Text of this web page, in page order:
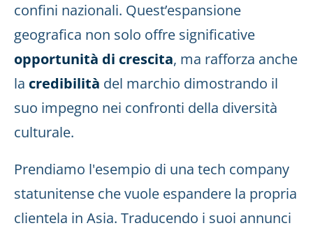
confini nazionali. Quest’espansione
geografica non solo offre significative
opportunità di crescita, ma rafforza anche
la credibilità del marchio dimostrando il
suo impegno nei confronti della diversità
culturale.
Prendiamo l'esempio di una tech company
statunitense che vuole espandere la propria
clientela in Asia. Traducendo i suoi annunci